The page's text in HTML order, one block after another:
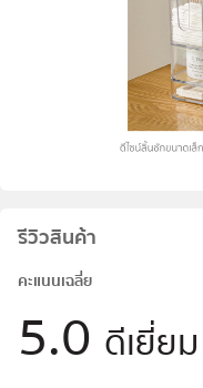
รีวิวสินค้า
คะแนนเฉลี่ย
5.0 ดีเยี่ยม